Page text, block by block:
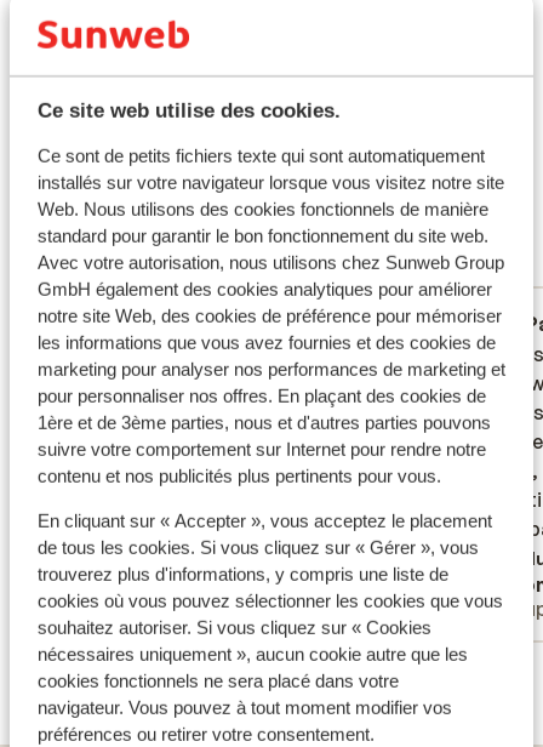
Ce site web utilise des cookies.
Ce sont de petits fichiers texte qui sont automatiquement
installés sur votre navigateur lorsque vous visitez notre site
Web. Nous utilisons des cookies fonctionnels de manière
standard pour garantir le bon fonctionnement du site web.
Avec votre autorisation, nous utilisons chez Sunweb Group
GmbH également des cookies analytiques pour améliorer
notre site Web, des cookies de préférence pour mémoriser
les informations que vous avez fournies et des cookies de
marketing pour analyser nos performances de marketing et
pour personnaliser nos offres. En plaçant des cookies de
1ère et de 3ème parties, nous et d'autres parties pouvons
suivre votre comportement sur Internet pour rendre notre
contenu et nos publicités plus pertinents pour vous.
En cliquant sur « Accepter », vous acceptez le placement
de tous les cookies. Si vous cliquez sur « Gérer », vous
trouverez plus d'informations, y compris une liste de
cookies où vous pouvez sélectionner les cookies que vous
souhaitez autoriser. Si vous cliquez sur « Cookies
nécessaires uniquement », aucun cookie autre que les
cookies fonctionnels ne sera placé dans votre
navigateur. Vous pouvez à tout moment modifier vos
préférences ou retirer votre consentement.
des plus beaux ornements. Flânez le long du boulevard
vers le port et admirez les bateaux colorés. Besoin de
vous détendre après une journée de visite de l'île?
Prenez un verre au bar ou sur le toit-terrasse avec sa
Ce que les clients pensent
Ce sont des avis clients 100 % authentiques qui
produit.En savoir plus sur les avis
8.1 Excellent
6 avis
Réservé principalement par couples
7.7 Très bien
21 mai 2026
Jammer dat het eten koud was. Voor de
rest was het goed.
Jammer dat het eten koud was. Voor de
rest was het goed.
Traduire en français (FR)
Anonyme
Couples
5.7
Hotel
lobby
bad,
Hotel
lobby
bad,
Voir tous les 6 avis